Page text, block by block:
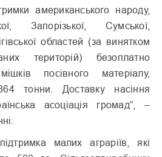
американського народу,
Запорізької, Сумської,
областей (за винятком
територій) безоплатно
посівного матеріалу,
тонни. Доставку насіння
асоціація громад”, –
малих аграріїв, які